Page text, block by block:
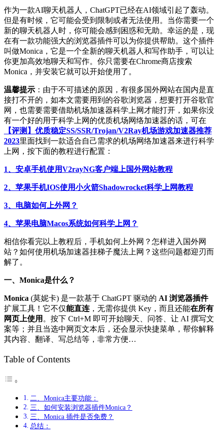
作为一款AI聊天机器人，ChatGPT已经在AI领域引起了轰动。
但是有时候，它可能会受到限制或者无法使用。当你需要一个
新的聊天机器人时，你可能会感到困惑和无助。幸运的是，现
在有一款功能强大的浏览器插件可以为你提供帮助。这个插件
叫做Monica，它是一个全新的聊天机器人和写作助手，可以让
你更加高效地聊天和写作。你只需要在Chrome商店搜索
Monica，并安装它就可以开始使用了。
温馨提示 ：由于不可描述的原因，有很多国外网站在国内是直
接打不开的，如本文需要用到的谷歌浏览器，想要打开谷歌官
网，也需要需要借助机场加速器科学上网才能打开，如果你没
有一个好的用于科学上网的优质机场网络加速器的话，可在
【评测】优质稳定SS/SSR/Trojan/V2Ray机场游戏加速器推荐
2023里面找到一款适合自己需求的机场网络加速器来进行科学
上网，按下面的教程进行配置：
1、安卓手机使用V2rayNG客户端上国外网站教程
2、苹果手机IOS使用小火箭Shadowrocket科学上网教程
3、电脑如何上外网？
4、苹果电脑Macos系统如何科学上网？
相信你看完以上教程后，手机如何上外网？怎样进入国外网
站？如何使用机场加速器挂梯子魔法上网？这些问题都迎刃而
解了。
一、Monica是什么？
Monica (莫妮卡) 是一款基于 ChatGPT 驱动的 AI 浏览器插件
扩展工具！它不仅能直连 ，无需你提供 Key，而且还能在所有
网页上使用 。按下 Ctrl+M 即可开始聊天、问答、让 AI 撰写文
案等；并且当选中网页文本后，还会显示快捷菜单，帮你解释
其内容、翻译、写总结等，非常方便…
Table of Contents
二、Monica主要功能：
三、如何安装浏览器插件Monica？
三、Monica 插件是否免费？
总结：